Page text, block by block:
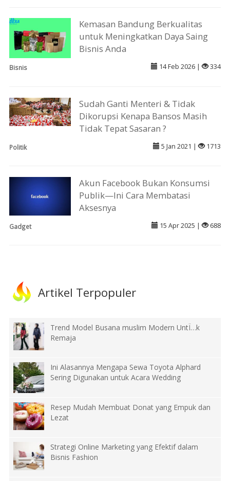
Kemasan Bandung Berkualitas
untuk Meningkatkan Daya Saing
Bisnis Anda
Bisnis 14 Feb 2026 | 334
Sudah Ganti Menteri & Tidak
Dikorupsi Kenapa Bansos Masih
Tidak Tepat Sasaran ?
Politik 5 Jan 2021 | 1713
Akun Facebook Bukan Konsumsi
Publik—Ini Cara Membatasi
Aksesnya
Gadget 15 Apr 2025 | 688
Artikel Terpopuler
Trend Model Busana muslim Modern UntÏ…k
Remaja
Ini Alasannya Mengapa Sewa Toyota Alphard
Sering Digunakan untuk Acara Wedding
Resep Mudah Membuat Donat yang Empuk dan
Lezat
Strategi Online Marketing yang Efektif dalam
Bisnis Fashion